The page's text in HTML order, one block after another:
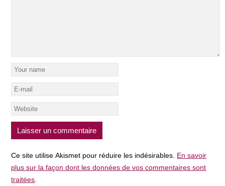
Ce site utilise Akismet pour réduire les indésirables. En savoir
plus sur la façon dont les données de vos commentaires sont
traitées